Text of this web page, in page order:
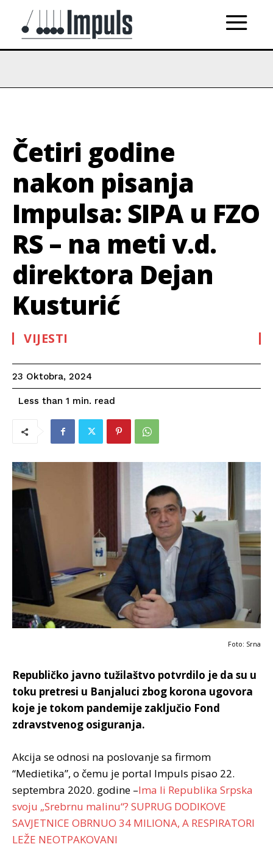
Četiri godine
nakon pisanja
Impulsa: SIPA u FZO
RS – na meti v.d.
direktora Dejan
Kusturić
VIJESTI
23 Oktobra, 2024
Less than 1 min. read
Foto: Srna
Republičko javno tužilaštvo potvrdilo je da su u
toku pretresi u Banjaluci zbog korona ugovora
koje je tokom pandemije zaključio Fond
zdravstvenog osiguranja.
Akcija se odnosi na poslovanje sa firmom
“Medietika”, o čemu je portal Impuls pisao 22.
septembra 2020. godine –Ima li Republika Srpska
svoju „Srebrnu malinu“? SUPRUG DODIKOVE
SAVJETNICE OBRNUO 34 MILIONA, A RESPIRATORI
LEŽE NEOTPAKOVANI